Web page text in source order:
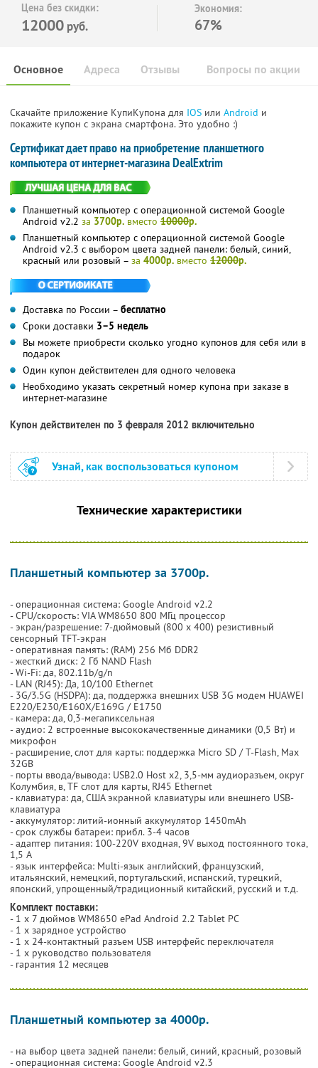
Цена без скидки:
12000 руб.
Экономия:
67%
Основное Отзывы Вопросы по акции
Адреса
Скачайте приложение КупиКупона для IOS или Android и
покажите купон с экрана смартфона. Это удобно :)
Сертификат дает право на приобретение планшетного
компьютера от интернет-магазина DealExtrim
Планшетный компьютер с операционной системой Google
Android v2.2 за 3700р. вместо 10000р.
Планшетный компьютер с операционной системой Google
Android v2.3 с выбором цвета задней панели: белый, синий,
красный или розовый – за 4000р. вместо 12000р.
Доставка по России – бесплатно
Сроки доставки 3–5 недель
Вы можете приобрести сколько угодно купонов для себя или в
подарок
Один купон действителен для одного человека
Необходимо указать секретный номер купона при заказе в
интернет-магазине
Купон действителен по 3 февраля 2012 включительно
Узнай, как воспользоваться купоном
Технические характеристики
Планшетный компьютер за 3700р.
- операционная система: Google Android v2.2
- CPU/скорость: VIA WM8650 800 МГц процессор
- экран/разрешение: 7-дюймовый (800 х 400) резистивный
сенсорный TFT-экран
- оперативная память: (RAM) 256 Мб DDR2
- жесткий диск: 2 Гб NAND Flash
- Wi-Fi: да, 802.11b/g/n
- LAN (RJ45): Да, 10/100 Ethernet
- 3G/3.5G (HSDPA): да, поддержка внешних USB 3G модем HUAWEI
E220/E230/E160X/E169G / E1750
- камера: да, 0,3-мегапиксельная
- аудио: 2 встроенные высококачественные динамики (0,5 Вт) и
микрофон
- расширение, слот для карты: поддержка Micro SD / T-Flash, Max
32GB
- порты ввода/вывода: USB2.0 Host x2, 3,5-мм аудиоразъем, округ
Колумбия, в, TF слот для карты, RJ45 Ethernet
- клавиатура: да, США экранной клавиатуры или внешнего USB-
клавиатура
- аккумулятор: литий-ионный аккумулятор 1450mAh
- срок службы батареи: прибл. 3-4 часов
- адаптер питания: 100-220V входная, 9V выход постоянного тока,
1,5 А
- язык интерфейса: Multi-язык английский, французский,
итальянский, немецкий, португальский, испанский, турецкий,
японский, упрощенный/традиционный китайский, русский и т.д.
Комплект поставки:
- 1 х 7 дюймов WM8650 ePad Android 2.2 Tablet PC
- 1 х зарядное устройство
- 1 х 24-контактный разъем USB интерфейс переключателя
- 1 х руководство пользователя
- гарантия 12 месяцев
Планшетный компьютер за 4000р.
- на выбор цвета задней панели: белый, синий, красный, розовый
- операционная система: Google Android v2.3